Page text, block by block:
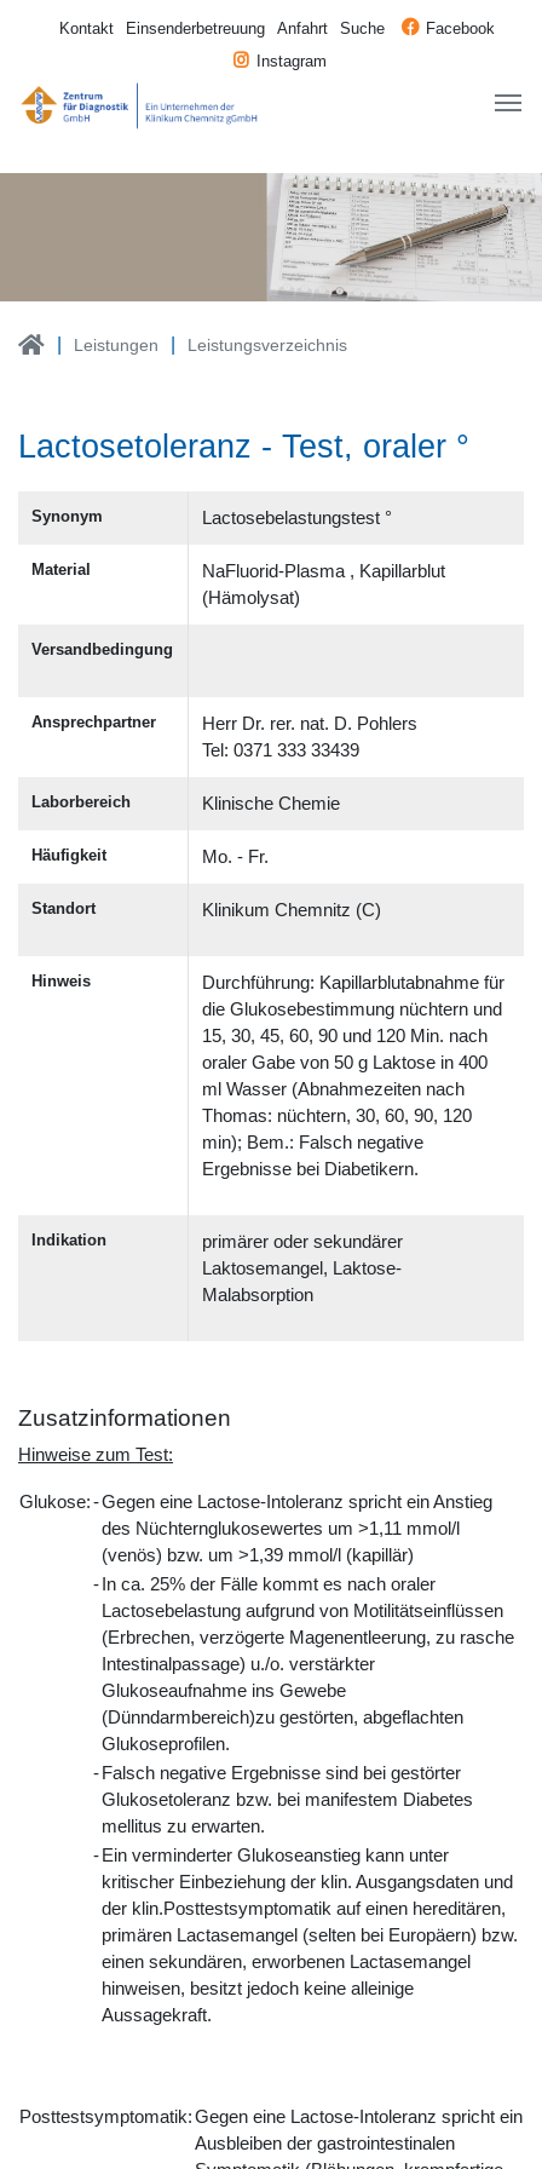
Kontakt Einsenderbetreuung Anfahrt Suche
Facebook
Instagram
Leistungen Leistungsverzeichnis
Lactosetoleranz - Test, oraler °
Synonym Lactosebelastungstest °
Material
NaFluorid-Plasma , Kapillarblut
(Hämolysat)
Versandbedingung
Ansprechpartner
Herr Dr. rer. nat. D. Pohlers
Tel: 0371 333 33439
Laborbereich Klinische Chemie
Häufigkeit Mo. - Fr.
Standort Klinikum Chemnitz (C)
Hinweis
Durchführung: Kapillarblutabnahme für
die Glukosebestimmung nüchtern und
15, 30, 45, 60, 90 und 120 Min. nach
oraler Gabe von 50 g Laktose in 400
ml Wasser (Abnahmezeiten nach
Thomas: nüchtern, 30, 60, 90, 120
min); Bem.: Falsch negative
Ergebnisse bei Diabetikern.
Indikation
primärer oder sekundärer
Laktosemangel, Laktose-
Malabsorption
Zusatzinformationen
Hinweise zum Test:
Glukose:-Gegen eine Lactose-Intoleranz spricht ein Anstieg
des Nüchternglukosewertes um >1,11 mmol/l
(venös) bzw. um >1,39 mmol/l (kapillär)
-In ca. 25% der Fälle kommt es nach oraler
Lactosebelastung aufgrund von Motilitätseinflüssen
(Erbrechen, verzögerte Magenentleerung, zu rasche
Intestinalpassage) u./o. verstärkter
Glukoseaufnahme ins Gewebe
(Dünndarmbereich)zu gestörten, abgeflachten
Glukoseprofilen.
-Falsch negative Ergebnisse sind bei gestörter
Glukosetoleranz bzw. bei manifestem Diabetes
mellitus zu erwarten.
-Ein verminderter Glukoseanstieg kann unter
kritischer Einbeziehung der klin. Ausgangsdaten und
der klin.Posttestsymptomatik auf einen hereditären,
primären Lactasemangel (selten bei Europäern) bzw.
einen sekundären, erworbenen Lactasemangel
hinweisen, besitzt jedoch keine alleinige
Aussagekraft.
Posttestsymptomatik:Gegen eine Lactose-Intoleranz spricht ein
Ausbleiben der gastrointestinalen